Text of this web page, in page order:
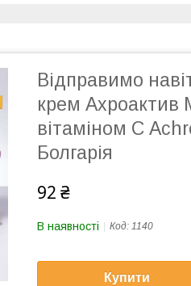
Відправимо
крем Ахроактив
вітаміном С
Болгарія
92 ₴
В наявності Код: 1140
Купити